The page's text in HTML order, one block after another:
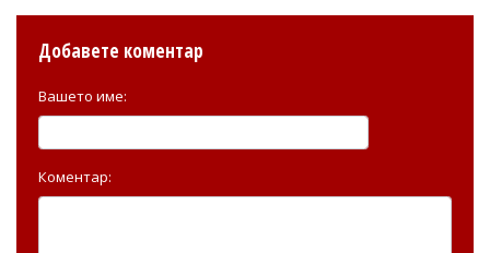
Добавете коментар
Вашето име:
Коментар: